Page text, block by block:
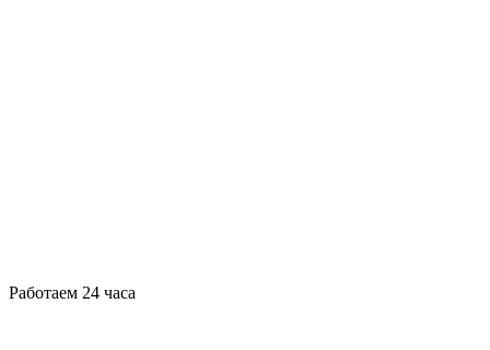
Работаем 24 часа